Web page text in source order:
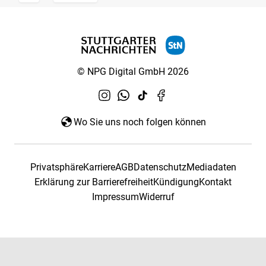
© NPG Digital GmbH 2026
Wo Sie uns noch folgen können
PrivatsphäreKarriereAGBDatenschutzMediadaten
Erklärung zur BarrierefreiheitKündigungKontakt
ImpressumWiderruf